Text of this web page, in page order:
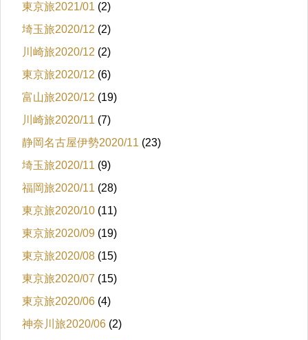
東京旅2021/01 (2)
埼玉旅2020/12 (2)
川崎旅2020/12 (2)
東京旅2020/12 (6)
富山旅2020/12 (19)
川崎旅2020/11 (7)
静岡名古屋伊勢2020/11 (23)
埼玉旅2020/11 (9)
福岡旅2020/11 (28)
東京旅2020/10 (11)
東京旅2020/09 (19)
東京旅2020/08 (15)
東京旅2020/07 (15)
東京旅2020/06 (4)
神奈川旅2020/06 (2)